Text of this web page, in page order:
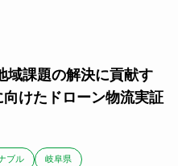
域課題の解決に貢献す
けたドローン物流実証
ブル 岐阜県